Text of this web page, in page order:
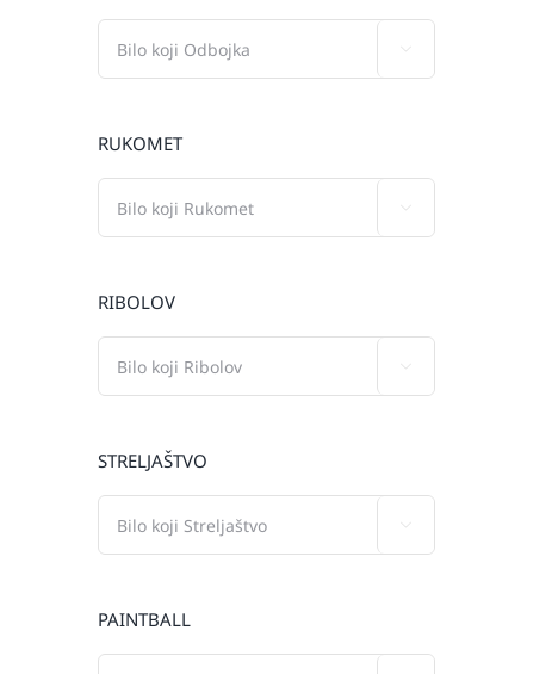
RUKOMET
RIBOLOV
STRELJAŠTVO
PAINTBALL